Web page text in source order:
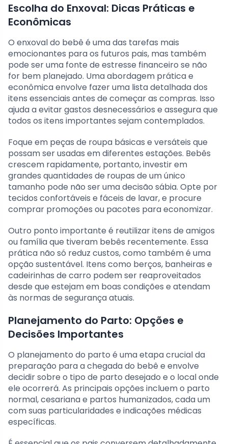
Escolha do Enxoval: Dicas Práticas e
Econômicas
O enxoval do bebê é uma das tarefas mais
emocionantes para os futuros pais, mas também
pode ser uma fonte de estresse financeiro se não
for bem planejado. Uma abordagem prática e
econômica envolve fazer uma lista detalhada dos
itens essenciais antes de começar as compras. Isso
ajuda a evitar gastos desnecessários e assegura que
todos os itens importantes sejam contemplados.
Foque em peças de roupa básicas e versáteis que
possam ser usadas em diferentes estações. Bebês
crescem rapidamente, portanto, investir em
grandes quantidades de roupas de um único
tamanho pode não ser uma decisão sábia. Opte por
tecidos confortáveis e fáceis de lavar, e procure
comprar promoções ou pacotes para economizar.
Outro ponto importante é reutilizar itens de amigos
ou família que tiveram bebês recentemente. Essa
prática não só reduz custos, como também é uma
opção sustentável. Itens como berços, banheiras e
cadeirinhas de carro podem ser reaproveitados
desde que estejam em boas condições e atendam
às normas de segurança atuais.
Planejamento do Parto: Opções e
Decisões Importantes
O planejamento do parto é uma etapa crucial da
preparação para a chegada do bebê e envolve
decidir sobre o tipo de parto desejado e o local onde
ele ocorrerá. As principais opções incluem o parto
normal, cesariana e partos humanizados, cada um
com suas particularidades e indicações médicas
específicas.